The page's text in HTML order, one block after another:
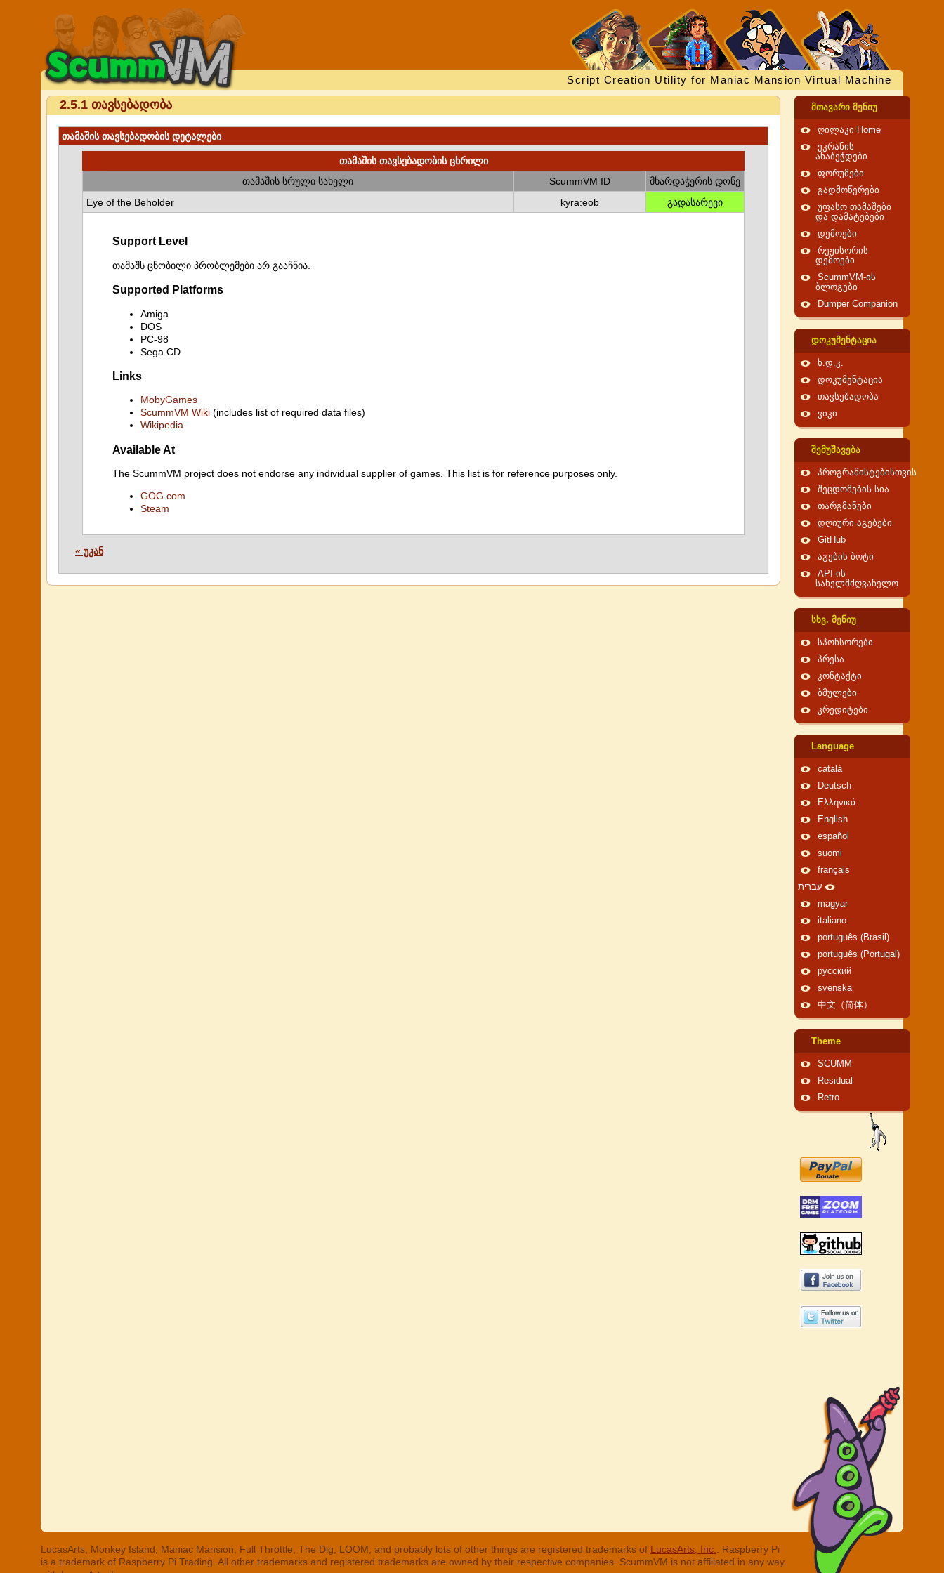
Script Creation Utility for Maniac Mansion Virtual Machine
2.5.1 თავსებადობა
თამაშის თავსებადობის დეტალები
თამაშის თავსებადობის ცხრილი
თამაშის სრული სახელი
ScummVM ID
მხარდაჭერის დონე
Eye of the Beholder
kyra:eob გადასარევი
Support Level
თამაშს ცნობილი პრობლემები არ გააჩნია.
Supported Platforms
Amiga
DOS
PC-98
Sega CD
Links
MobyGames
ScummVM Wiki (includes list of required data files)
Wikipedia
Available At
The ScummVM project does not endorse any individual supplier of games. This list is for reference purposes only.
GOG.com
Steam
« უკან
მთავარი მენიუ
ღილაკი Home
ეკრანის
ანაბეჭდები
ფორუმები
გადმოწერები
უფასო თამაშები
და დამატებები
დემოები
რეჟისორის
დემოები
ScummVM-ის
ბლოგები
Dumper Companion
დოკუმენტაცია
ხ.დ.კ.
დოკუმენტაცია
თავსებადობა
ვიკი
შემუშავება
პროგრამისტებისთვის
შეცდომების სია
თარგმანები
დღიური აგებები
GitHub
აგების ბოტი
API-ის
სახელმძღვანელო
სხვ. მენიუ
სპონსორები
პრესა
კონტაქტი
ბმულები
კრედიტები
Language
català
Deutsch
Ελληνικά
English
español
suomi
français
עברית
magyar
italiano
português (Brasil)
português (Portugal)
русский
svenska
中文（简体）
Theme
SCUMM
Residual
Retro
LucasArts, Monkey Island, Maniac Mansion, Full Throttle, The Dig, LOOM, and probably lots of other things are registered trademarks of LucasArts, Inc.
. Raspberry Pi
is a trademark of Raspberry Pi Trading. All other trademarks and registered trademarks are owned by their respective companies. ScummVM is not affiliated in any way